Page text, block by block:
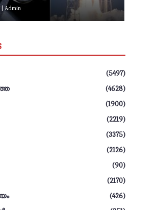
| Admin
(5497)
(4628)
(1900)
(2219)
(3375)
(2126)
(90)
(2170)
(426)